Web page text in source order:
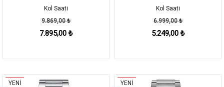
Kol Saati
9.869,00 ₺
7.895,00 ₺
Kol Saati
6.999,00 ₺
5.249,00 ₺
YENİ YENİ